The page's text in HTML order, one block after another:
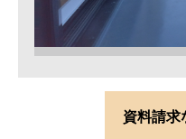
資料請求